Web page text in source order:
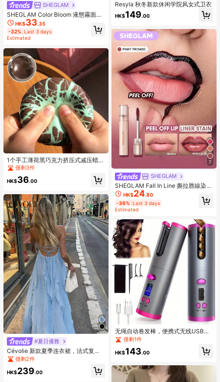
SHEGLAM
SHEGLAM Color Bloom 液態霧面腮
紅-Love Cake 品牌美妝化妝品 適合
女士與女孩
HK$33.35
-32% Last 3 days
Estimated
1个手工薄荷黑巧克力挤压式减压蜡
球，挤压时口感酥脆，男女皆宜，是
岁以上人群的解压玩具，节日、生
僅剩3件
HK$36.00
#夏日優雅
Cévolie 新款夏季连衣裙，法式复古
露背性感连衣裙，冰山蓝性感露背吊
带连衣裙，适合海岛度假，休闲宽松
优雅雪纺连衣裙，适合度假、海滩漫
僅剩2件
HK$239.00
Resyla 秋冬新款休闲学院风女式卫衣
HK$149.00
7
SHEGLAM
SHEGLAM Fall In Line 撕拉唇線染色
筆-Pinky Promise 品牌美妝化妝品
適合女士與女孩
HK$24.80
-36% Last 3 days
Estimated
无绳自动卷发棒，便携式无线USB充
电自动旋转陶瓷卷发棒，美发造型工
具
僅剩1件
HK$143.00